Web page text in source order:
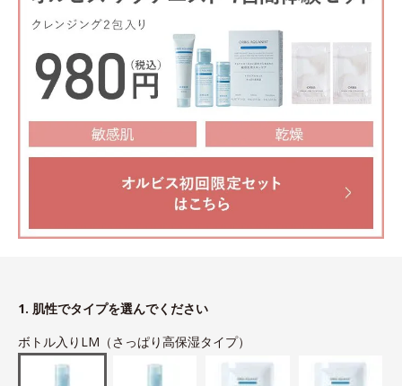
1. 肌性でタイプを選んでください
ボトル入りLM（さっぱり高保湿タイプ）